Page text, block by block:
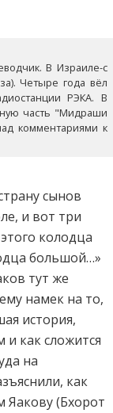
В Израиле-с
Четыре года вёл
РЭКА. В
часть "Мидраши
комментариями к
сынов
и вот три
колодца
большой…»
тут же
намек на то,
история,
и как сложится
на
как
Яакову (Бхорот